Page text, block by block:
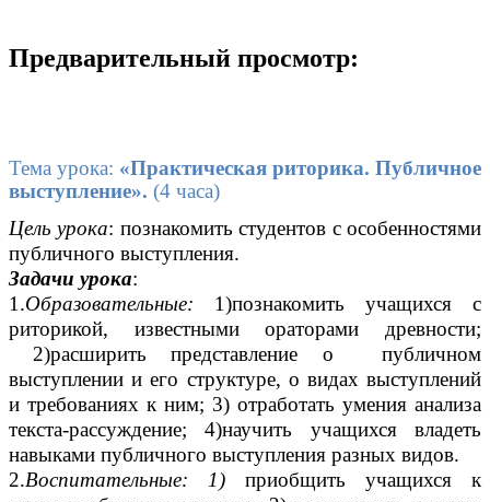
Предварительный просмотр:
Тема урока: «Практическая риторика. Публичное
выступление». (4 часа)
Цель урока: познакомить студентов с особенностями
публичного выступления.
Задачи урока:
1.Образовательные: 1)познакомить учащихся с
риторикой, известными ораторами древности;
2)расширить представление о публичном
выступлении и его структуре, о видах выступлений
и требованиях к ним; 3) отработать умения анализа
текста-рассуждение; 4)научить учащихся владеть
навыками публичного выступления разных видов.
2.Воспитательные: 1) приобщить учащихся к